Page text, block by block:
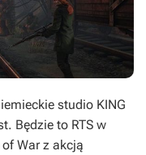
studio KING
. Będzie to RTS w
Warz akcją